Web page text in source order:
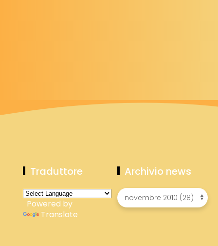
Traduttore
Powered by
Translate
Archivio news